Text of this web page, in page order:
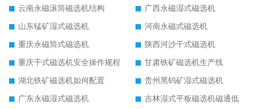
云南永磁滚筒磁选机结构
广西永磁湿式磁选机
山东锰矿湿式磁选机
河南永磁式磁选机
重庆永磁筒式磁选机
陕西河沙干式磁选机
重庆干式磁选机安全操作规程
甘肃铁矿磁选机生产线
湖北铁矿磁选机如何配置
贵州黑钨矿湿式磁选机
广东永磁湿式磁选机
吉林湿式平板磁选机磁通低